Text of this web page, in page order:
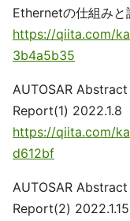
Ethernetの仕組みと
https://qiita.com/
3b4a5b35
AUTOSAR
Report(1) 2022.1.8
https://qiita.com/
d612bf
AUTOSAR
Report(2) 2022.1.15